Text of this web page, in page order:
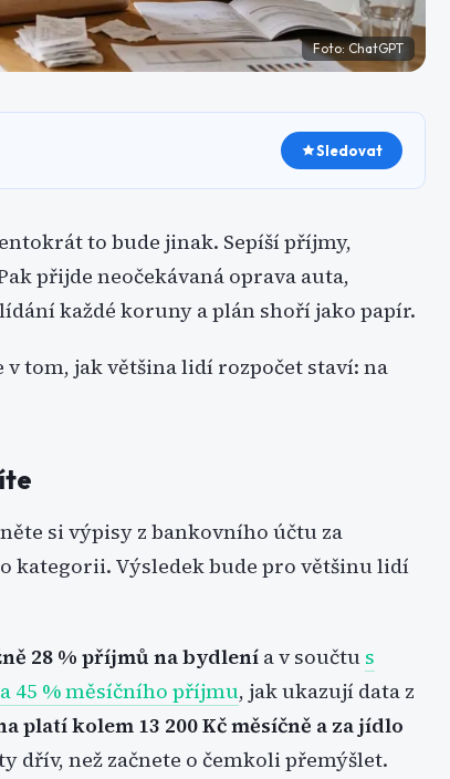
Foto:ChatGPT
Sledovat
to bude jinak. Sepíší příjmy,
přijde neočekávaná oprava auta,
každé koruny a plán shoří jako papír.
tom, jak většina lidí rozpočet staví: na
si výpisy z bankovního účtu za
kategorii. Výsledek bude pro většinu lidí
28 % příjmů na bydlení a v součtu s
45 % měsíčního příjmu, jak ukazují data z
platí kolem 13 200 Kč měsíčně a za jídlo
dřív, než začnete o čemkoli přemýšlet.